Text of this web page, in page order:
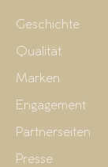
Geschichte
Qualität
Marken
Engagement
Partnerseiten
Presse